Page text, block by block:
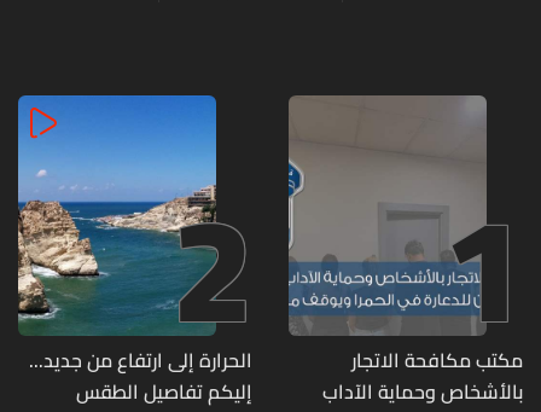
1
مكتب مكافحة الاتجار
بالأشخاص وحماية الآداب
2
الحرارة إلى ارتفاع من جديد...
إليكم تفاصيل الطقس